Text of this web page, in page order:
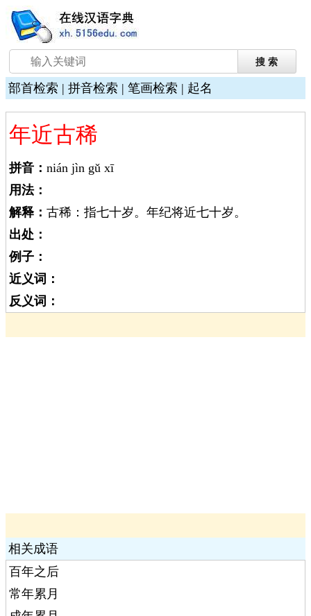
部首检索 | 拼音检索 | 笔画检索 | 起名
年近古稀
拼音： nián jìn gǔ xī
用法：
解释： 古稀：指七十岁。年纪将近七十岁。
出处：
例子：
近义词：
反义词：
相关成语
百年之后
常年累月